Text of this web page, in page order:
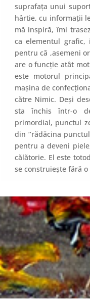
suprafața unui
hârtie, cu informații
mă inspiră, îmi trasez
ca elementul
pentru că ,asemeni
are o funcție atât
este motorul
mașina de
către Nimic. Deși
sta închis într-o
primordial, punctul
din ‘’rădăcina
pentru a deveni
călătorie. El este
se construiește fără